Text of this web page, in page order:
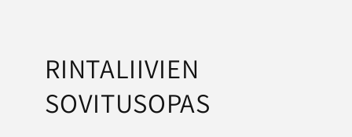
RINTALIIVIEN
SOVITUSOPAS